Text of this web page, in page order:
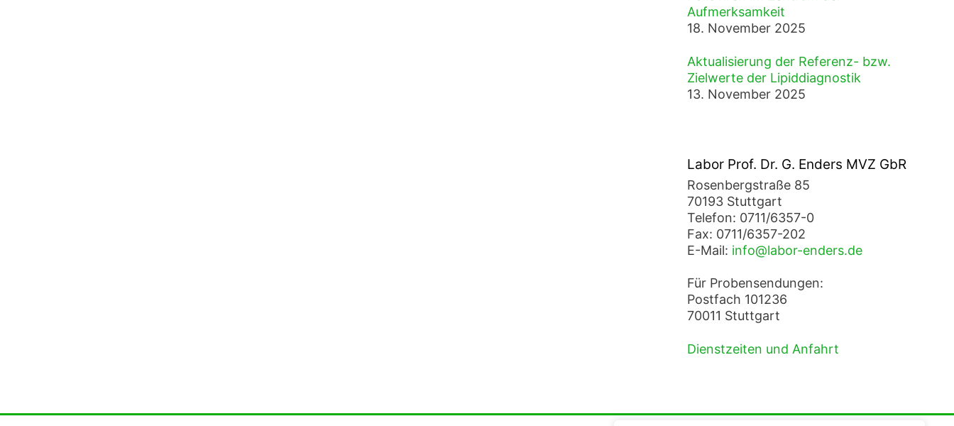
Aufmerksamkeit
18. November 2025
Aktualisierung der Referenz- bzw.
Zielwerte der Lipiddiagnostik
13. November 2025
Labor Prof. Dr. G. Enders MVZ GbR
Rosenbergstraße 85
70193 Stuttgart
Telefon: 0711/6357-0
Fax: 0711/6357-202
E-Mail: info@labor-enders.de
Für Probensendungen:
Postfach 101236
70011 Stuttgart
Dienstzeiten und Anfahrt